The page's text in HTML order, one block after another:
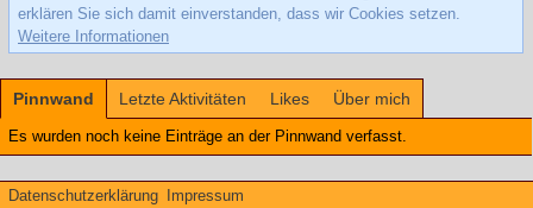
erklären Sie sich damit einverstanden, dass wir Cookies setzen.
Weitere Informationen
Pinnwand Letzte Aktivitäten Likes Über mich
Es wurden noch keine Einträge an der Pinnwand verfasst.
Datenschutzerklärung Impressum